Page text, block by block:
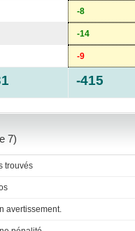
-8
-14
-9
-415
7)
trouvés
avertissement.